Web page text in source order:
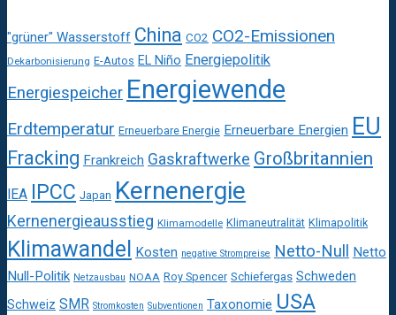
"grüner" Wasserstoff China CO2 CO2-Emissionen
Dekarbonisierung E-Autos EL Niño Energiepolitik
Energiespeicher Energiewende
Erdtemperatur Erneuerbare Energie Erneuerbare Energien EU
Fracking Frankreich Gaskraftwerke Großbritannien
IEA IPCC Japan Kernenergie
Kernenergieausstieg Klimamodelle Klimaneutralität Klimapolitik
Klimawandel Kosten negative Strompreise Netto-Null
Netto
Null-Politik Netzausbau NOAA Roy Spencer Schiefergas Schweden
Schweiz SMR Stromkosten Subventionen Taxonomie USA